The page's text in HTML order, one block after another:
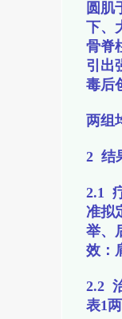
圆肌
下、
骨脊
引出
毒后
两组
2 结
2.1
准拟
举、
效：
2.2
表1